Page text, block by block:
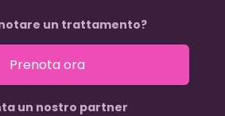
un trattamento?
Prenota ora
un nostro partner